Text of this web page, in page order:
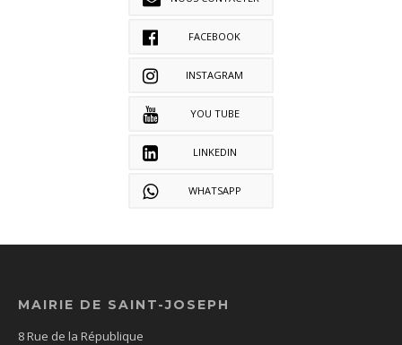
FACEBOOK
INSTAGRAM
YOU TUBE
LINKEDIN
WHATSAPP
MAIRIE DE SAINT-JOSEPH
8 Rue de la République